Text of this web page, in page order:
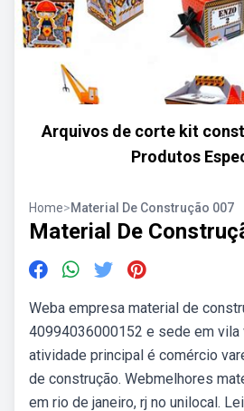
Arquivos de corte kit
Produtos
Home>Material De Construção 007
Material De
Weba empresa material de
40994036000152 e sede em vila
atividade principal é comércio
de construção. Webmelhores
em rio de janeiro, rj no unilocal.